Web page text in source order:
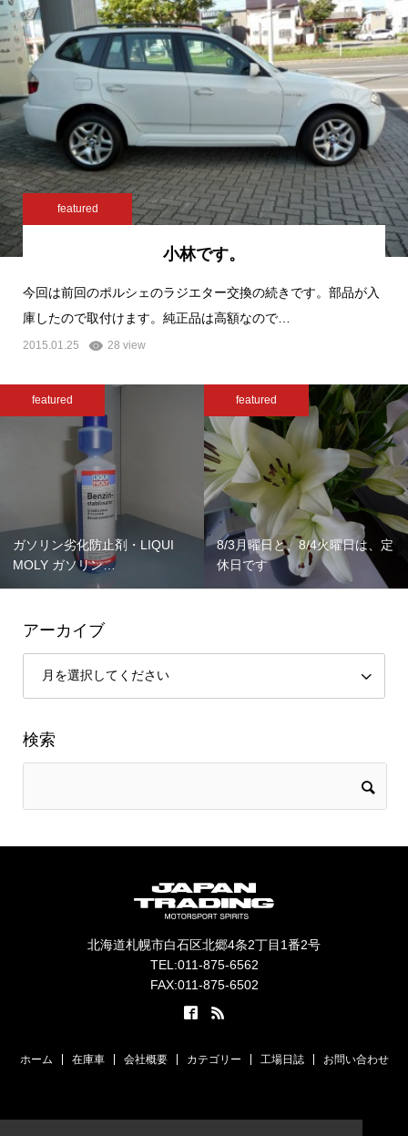
featured
小林です。
今回は前回のポルシェのラジエター交換の続きです。部品が入
庫したので取付けます。純正品は高額なので…
2015.01.25 28 view
featured
ガソリン劣化防止剤・LIQUI
MOLY ガソリン…
featured
8/3月曜日と、8/4火曜日は、定
休日です
アーカイブ
検索
北海道札幌市白石区北郷4条2丁目1番2号
TEL:011-875-6562
FAX:011-875-6502
ホーム 在庫車 会社概要 カテゴリー 工場日誌 お問い合わせ